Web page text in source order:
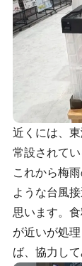
近くには、
常設されて
これから梅
ような台風
思います。
が近いが処
ば、協力し